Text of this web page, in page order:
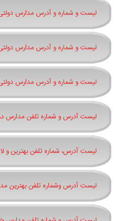
لیست و شماره و آدرس مدارس
لیست و شماره و آدرس مدارس
لیست و شماره و آدرس مدارس دولتی
لیست آدرس و شماره تلفن مدارس
لیست آدرس، شماره تلفن بهترین و
لیست آدرس وشماره تلفن بهترین